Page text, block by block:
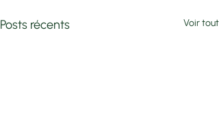
Posts récents Voir tout